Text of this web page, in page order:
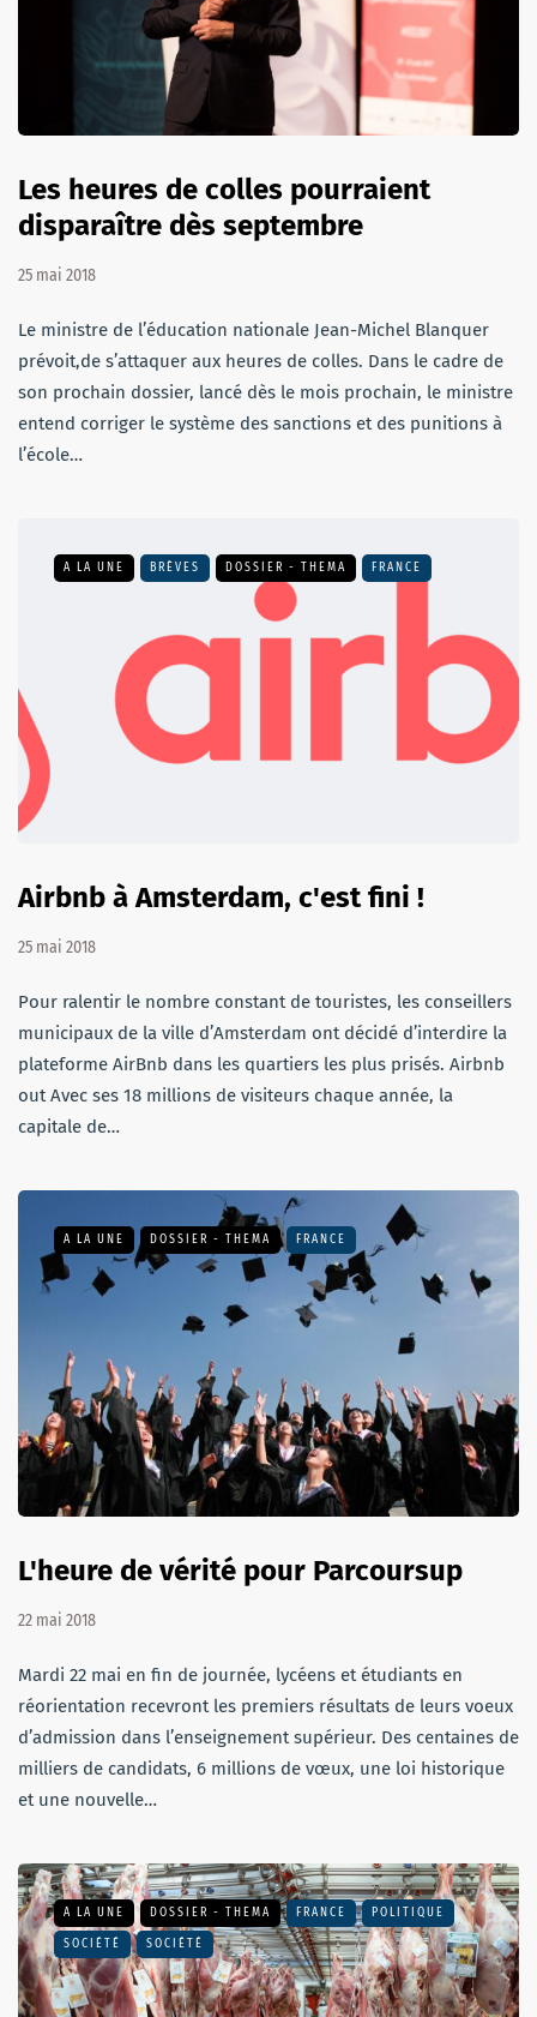
Les heures de colles pourraient
disparaître dès septembre
25 mai 2018
Le ministre de l’éducation nationale Jean-Michel Blanquer
prévoit,de s’attaquer aux heures de colles. Dans le cadre de
son prochain dossier, lancé dès le mois prochain, le ministre
entend corriger le système des sanctions et des punitions à
l’école…
A LA UNE BRÈVES DOSSIER - THEMA FRANCE
Airbnb à Amsterdam, c'est fini !
25 mai 2018
Pour ralentir le nombre constant de touristes, les conseillers
municipaux de la ville d’Amsterdam ont décidé d’interdire la
plateforme AirBnb dans les quartiers les plus prisés. Airbnb
out Avec ses 18 millions de visiteurs chaque année, la
capitale de…
A LA UNE DOSSIER - THEMA FRANCE
L'heure de vérité pour Parcoursup
22 mai 2018
Mardi 22 mai en fin de journée, lycéens et étudiants en
réorientation recevront les premiers résultats de leurs voeux
d’admission dans l’enseignement supérieur. Des centaines de
milliers de candidats, 6 millions de vœux, une loi historique
et une nouvelle…
A LA UNE DOSSIER - THEMA FRANCE POLITIQUE
SOCIÉTÉ SOCIÉTÉ